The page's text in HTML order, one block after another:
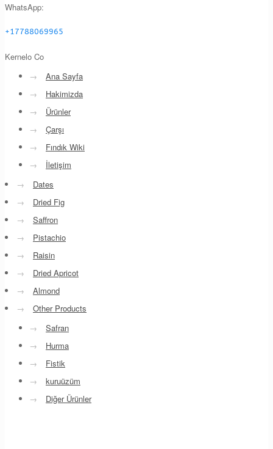
WhatsApp:
+17788069965
Kernelo Co
→
Ana Sayfa
→
Hakimizda
→
Ürünler
→
Çarşı
→
Fındık Wiki
→
İletişim
→
Dates
→
Dried Fig
→
Saffron
→
Pistachio
→
Raisin
→
Dried Apricot
→
Almond
→
Other Products
→
Safran
→
Hurma
→
Fistik
→
kuruüzüm
→
Diğer Ürünler